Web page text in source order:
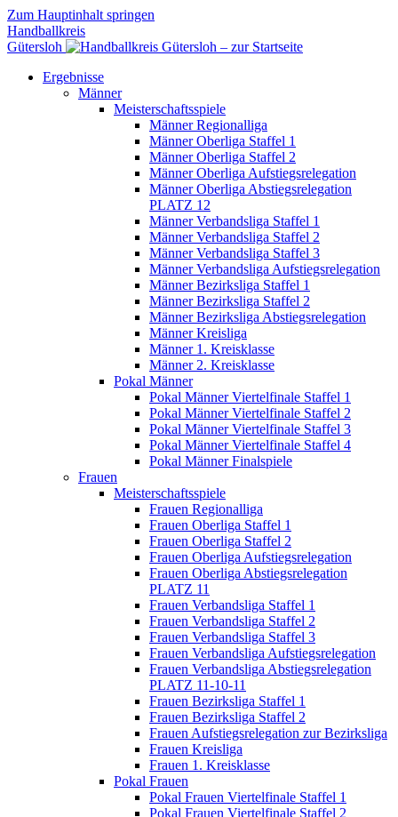
Zum Hauptinhalt springen
Handballkreis
Gütersloh
Ergebnisse
Männer
Meisterschaftsspiele
Männer Regionalliga
Männer Oberliga Staffel 1
Männer Oberliga Staffel 2
Männer Oberliga Aufstiegsrelegation
Männer Oberliga Abstiegsrelegation
PLATZ 12
Männer Verbandsliga Staffel 1
Männer Verbandsliga Staffel 2
Männer Verbandsliga Staffel 3
Männer Verbandsliga Aufstiegsrelegation
Männer Bezirksliga Staffel 1
Männer Bezirksliga Staffel 2
Männer Bezirksliga Abstiegsrelegation
Männer Kreisliga
Männer 1. Kreisklasse
Männer 2. Kreisklasse
Pokal Männer
Pokal Männer Viertelfinale Staffel 1
Pokal Männer Viertelfinale Staffel 2
Pokal Männer Viertelfinale Staffel 3
Pokal Männer Viertelfinale Staffel 4
Pokal Männer Finalspiele
Frauen
Meisterschaftsspiele
Frauen Regionalliga
Frauen Oberliga Staffel 1
Frauen Oberliga Staffel 2
Frauen Oberliga Aufstiegsrelegation
Frauen Oberliga Abstiegsrelegation
PLATZ 11
Frauen Verbandsliga Staffel 1
Frauen Verbandsliga Staffel 2
Frauen Verbandsliga Staffel 3
Frauen Verbandsliga Aufstiegsrelegation
Frauen Verbandsliga Abstiegsrelegation
PLATZ 11-10-11
Frauen Bezirksliga Staffel 1
Frauen Bezirksliga Staffel 2
Frauen Aufstiegsrelegation zur Bezirksliga
Frauen Kreisliga
Frauen 1. Kreisklasse
Pokal Frauen
Pokal Frauen Viertelfinale Staffel 1
Pokal Frauen Viertelfinale Staffel 2